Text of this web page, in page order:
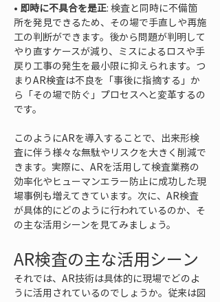
• 即時に不具合を是正: 検査と同時に不備箇
所を発見できるため、その場で手直しや再施
工の判断ができます。後から問題が判明して
やり直すケースが減り、ミスによるロスや手
戻り工事の発生を最小限に抑えられます。つ
まりAR検査は不良を「事後に指摘する」か
ら「その場で防ぐ」プロセスへと変革するの
です。
このようにARを導入することで、出来形検
査に伴う様々な無駄やリスクを大きく削減で
きます。実際に、ARを活用して検査業務の
効率化やヒューマンエラー防止に成功した現
場事例も増えてきています。次に、AR検査
が具体的にどのように行われているのか、そ
の主な活用シーンを見てみましょう。
AR検査の主な活用シーン
それでは、AR技術は具体的に現場でどのよ
うに活用されているのでしょうか。従来は図